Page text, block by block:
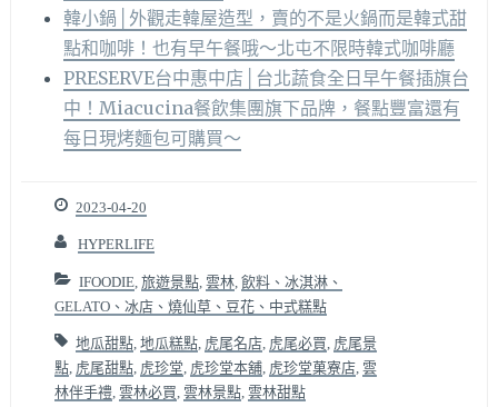
韓小鍋│外觀走韓屋造型，賣的不是火鍋而是韓式甜
點和咖啡！也有早午餐哦～北屯不限時韓式咖啡廳
PRESERVE台中惠中店│台北蔬食全日早午餐插旗台
中！Miacucina餐飲集團旗下品牌，餐點豐富還有
每日現烤麵包可購買～
2023-04-20
HYPERLIFE
IFOODIE, 旅遊景點, 雲林, 飲料、冰淇淋、
GELATO、冰店、燒仙草、豆花、中式糕點
地瓜甜點, 地瓜糕點, 虎尾名店, 虎尾必買
虎尾景
點, 虎尾甜點, 虎珍堂 虎珍堂本舖, 虎珍堂菓寮店, 雲
林伴手禮, 雲林必買 雲林景點, 雲林甜點